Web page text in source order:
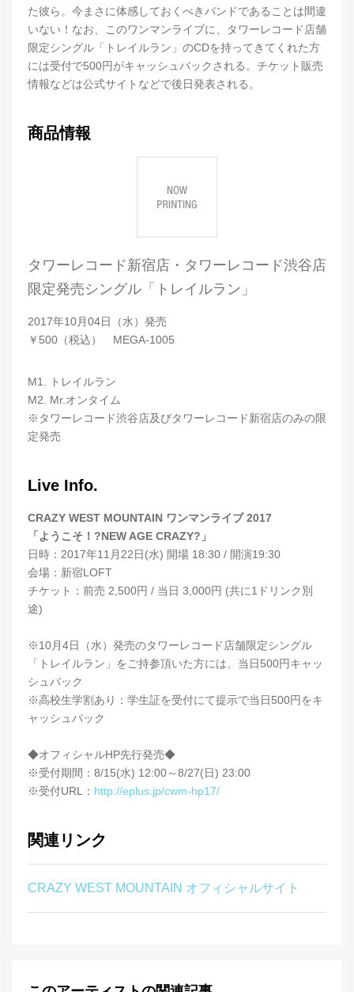
た彼ら。今まさに体感しておくべきバンドであることは間違
いない！なお、このワンマンライブに、タワーレコード店舗
限定シングル「トレイルラン」のCDを持ってきてくれた方
には受付で500円がキャッシュバックされる。チケット販売
情報などは公式サイトなどで後日発表される。
商品情報
タワーレコード新宿店・タワーレコード渋谷店
限定発売シングル「トレイルラン」
2017年10月04日（水）発売
￥500（税込） MEGA-1005
M1. トレイルラン
M2. Mr.オンタイム
※タワーレコード渋谷店及びタワーレコード新宿店のみの限
定発売
Live Info.
CRAZY WEST MOUNTAIN ワンマンライブ 2017
「ようこそ！?NEW AGE CRAZY?」
日時：2017年11月22日(水) 開場 18:30 / 開演19:30
会場：新宿LOFT
チケット：前売 2,500円 / 当日 3,000円 (共に1ドリンク別
途)
※10月4日（水）発売のタワーレコード店舗限定シングル
「トレイルラン」をご持参頂いた方には、当日500円キャッ
シュバック
※高校生学割あり：学生証を受付にて提示で当日500円をキ
ャッシュバック
◆オフィシャルHP先行発売◆
※受付期間：8/15(水) 12:00～8/27(日) 23:00
※受付URL： http://eplus.jp/cwm-hp17/
関連リンク
CRAZY WEST MOUNTAIN オフィシャルサイト